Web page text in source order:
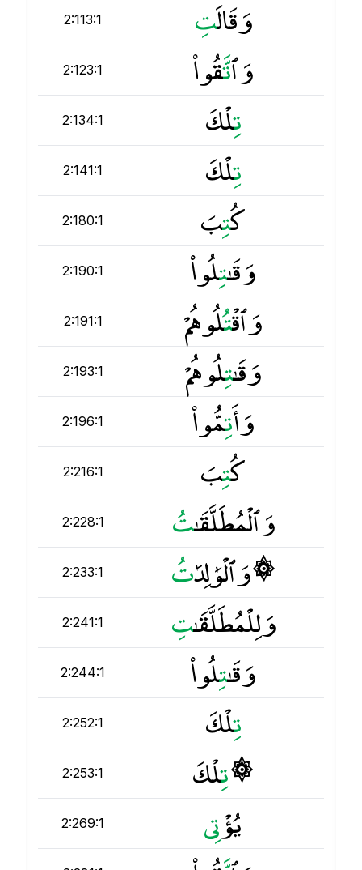
2:113:1 وَقَالَت
2:123:1 وَٱتَّقُوا۟
2:134:1 تِلْكَ
2:141:1 تِلْكَ
2:180:1 كُتِبَ
2:190:1 وَقَـٰتِلُوا۟
2:191:1 وَٱقْتُلُوهُمْ
2:193:1 وَقَـٰتِلُوهُمْ
2:196:1 وَأَتِمُّوا۟
2:216:1 كُتِبَ
2:228:1 وَٱلْمُطَلَّقَـٰت
2:233:1 ۞ وَٱلْوَٰلِدَٰت
2:241:1 وَلِلْمُطَلَّقَـٰت
2:244:1 وَقَـٰتِلُوا۟
2:252:1 تِلْكَ
2:253:1 ۞تِلْكَ
2:269:1 يُؤْت